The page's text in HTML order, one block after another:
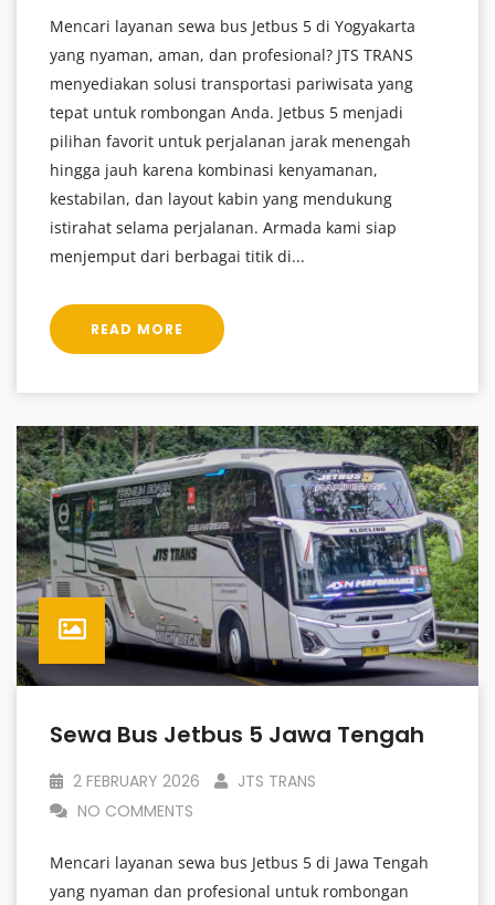
Mencari layanan sewa bus Jetbus 5 di Yogyakarta
yang nyaman, aman, dan profesional? JTS TRANS
menyediakan solusi transportasi pariwisata yang
tepat untuk rombongan Anda. Jetbus 5 menjadi
pilihan favorit untuk perjalanan jarak menengah
hingga jauh karena kombinasi kenyamanan,
kestabilan, dan layout kabin yang mendukung
istirahat selama perjalanan. Armada kami siap
menjemput dari berbagai titik di...
READ MORE
Sewa Bus Jetbus 5 Jawa Tengah
2 FEBRUARY 2026
JTS TRANS
NO COMMENTS
Mencari layanan sewa bus Jetbus 5 di Jawa Tengah
yang nyaman dan profesional untuk rombongan